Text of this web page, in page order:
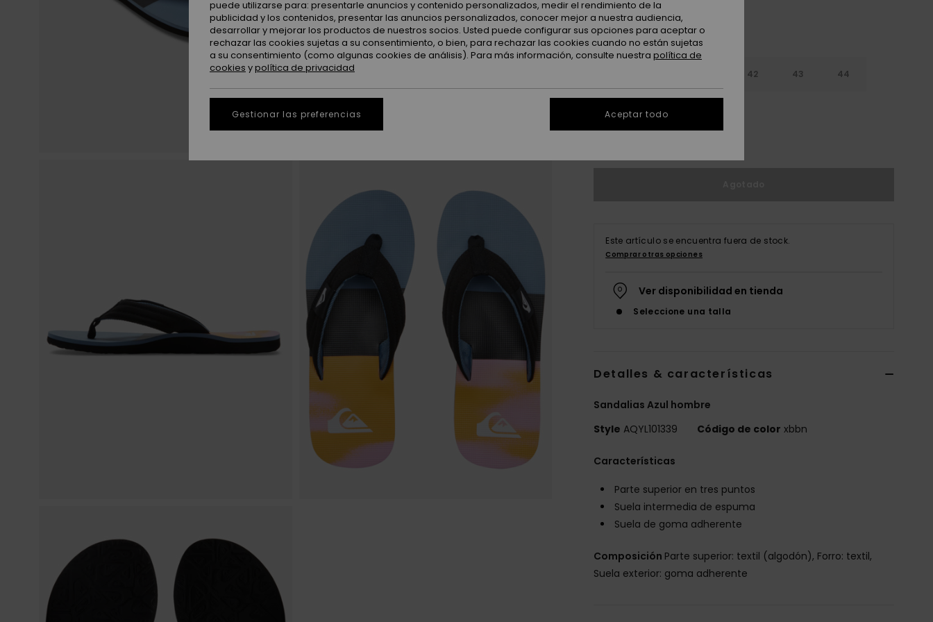
42 43 44
46
Este artículo se encuentra fuera de stock.
Comprar otras opciones
Ver disponibilidad en tienda
Seleccione una talla
Detalles & características
Sandalias Azul hombre
Style AQYL101339 Código de color xbbn
Características
Parte superior en tres puntos
Suela intermedia de espuma
Suela de goma adherente
Composición Parte superior: textil (algodón), Forro: textil,
Suela exterior: goma adherente
puede utilizarse para: presentarle anuncios y contenido personalizados, medir el rendimiento de la
publicidad y los contenidos, presentar las anuncios personalizados, conocer mejor a nuestra audiencia,
desarrollar y mejorar los productos de nuestros socios. Usted puede configurar sus opciones para aceptar o
rechazar las cookies sujetas a su consentimiento, o bien, para rechazar las cookies cuando no están sujetas
a su consentimiento (como algunas cookies de análisis). Para más información, consulte nuestra política de
cookies ypolítica de privacidad
Gestionar las preferencias Aceptar todo